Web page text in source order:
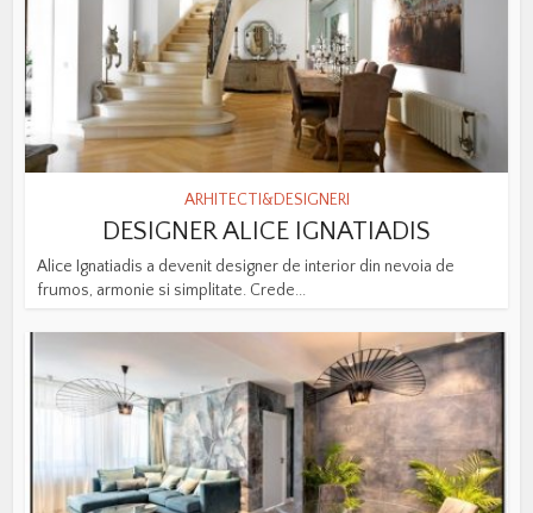
ARHITECTI&DESIGNERI
DESIGNER ALICE IGNATIADIS
Alice Ignatiadis a devenit designer de interior din nevoia de
frumos, armonie si simplitate. Crede...